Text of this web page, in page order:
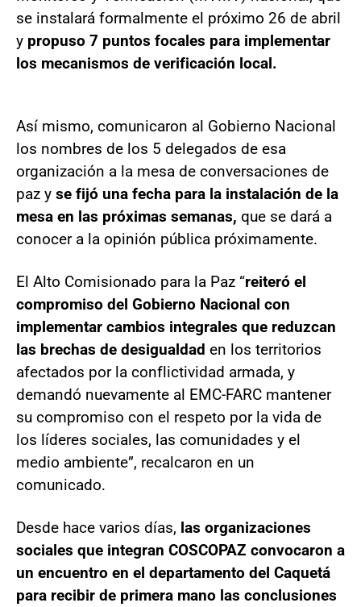
se instalará formalmente el próximo 26 de abril
y propuso 7 puntos focales para implementar
los mecanismos de verificación local.
Así mismo, comunicaron al Gobierno Nacional
los nombres de los 5 delegados de esa
organización a la mesa de conversaciones de
paz y se fijó una fecha para la instalación de la
mesa en las próximas semanas, que se dará a
conocer a la opinión pública próximamente.
El Alto Comisionado para la Paz “reiteró el
compromiso del Gobierno Nacional con
implementar cambios integrales que reduzcan
las brechas de desigualdad en los territorios
afectados por la conflictividad armada, y
demandó nuevamente al EMC-FARC mantener
su compromiso con el respeto por la vida de
los líderes sociales, las comunidades y el
medio ambiente”, recalcaron en un
comunicado.
Desde hace varios días, las organizaciones
sociales que integran COSCOPAZ convocaron a
un encuentro en el departamento del Caquetá
para recibir de primera mano las conclusiones